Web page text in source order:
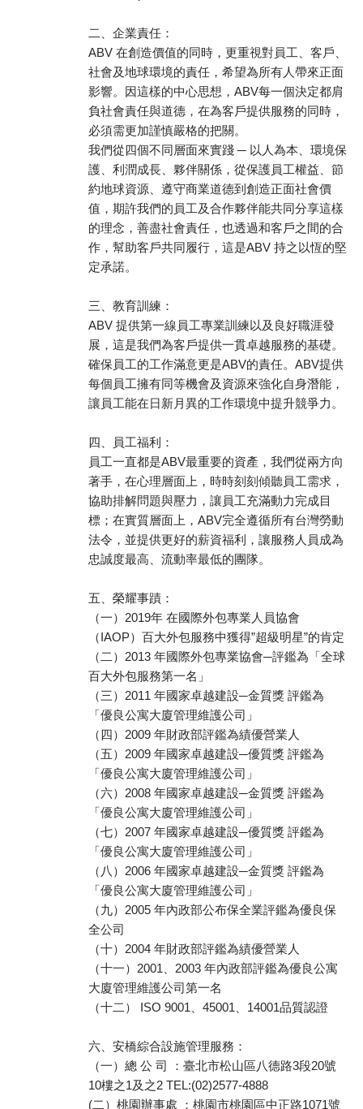
二、企業責任：
ABV 在創造價值的同時，更重視對員工、客戶、
社會及地球環境的責任，希望為所有人帶來正面
影響。因這樣的中心思想，ABV每一個決定都肩
負社會責任與道德，在為客戶提供服務的同時，
必須需更加謹慎嚴格的把關。
我們從四個不同層面來實踐 ─ 以人為本、環境保
護、利潤成長、夥伴關係，從保護員工權益、節
約地球資源、遵守商業道德到創造正面社會價
值，期許我們的員工及合作夥伴能共同分享這樣
的理念，善盡社會責任，也透過和客戶之間的合
作，幫助客戶共同履行，這是ABV 持之以恆的堅
定承諾。
三、教育訓練：
ABV 提供第一線員工專業訓練以及良好職涯發
展，這是我們為客戶提供一貫卓越服務的基礎。
確保員工的工作滿意更是ABV的責任。ABV提供
每個員工擁有同等機會及資源來強化自身潛能，
讓員工能在日新月異的工作環境中提升競爭力。
四、員工福利：
員工一直都是ABV最重要的資產，我們從兩方向
著手，在心理層面上，時時刻刻傾聽員工需求，
協助排解問題與壓力，讓員工充滿動力完成目
標；在實質層面上，ABV完全遵循所有台灣勞動
法令，並提供更好的薪資福利，讓服務人員成為
忠誠度最高、流動率最低的團隊。
五、榮耀事蹟：
（一）2019年 在國際外包專業人員協會
（IAOP）百大外包服務中獲得”超級明星”的肯定
（二）2013 年國際外包專業協會─評鑑為「全球
百大外包服務第一名」
（三）2011 年國家卓越建設─金質獎 評鑑為
「優良公寓大廈管理維護公司」
（四）2009 年財政部評鑑為績優營業人
（五）2009 年國家卓越建設─優質獎 評鑑為
「優良公寓大廈管理維護公司」
（六）2008 年國家卓越建設─金質獎 評鑑為
「優良公寓大廈管理維護公司」
（七）2007 年國家卓越建設─優質獎 評鑑為
「優良公寓大廈管理維護公司」
（八）2006 年國家卓越建設─金質獎 評鑑為
「優良公寓大廈管理維護公司」
（九）2005 年內政部公布保全業評鑑為優良保
全公司
（十）2004 年財政部評鑑為績優營業人
（十一）2001、2003 年內政部評鑑為優良公寓
大廈管理維護公司第一名
（十二） ISO 9001、45001、14001品質認證
六、安橋綜合設施管理服務：
（一）總 公 司 ：臺北市松山區八德路3段20號
10樓之1及之2 TEL:(02)2577-4888
(二）桃園辦事處 ：桃園市桃園區中正路1071號